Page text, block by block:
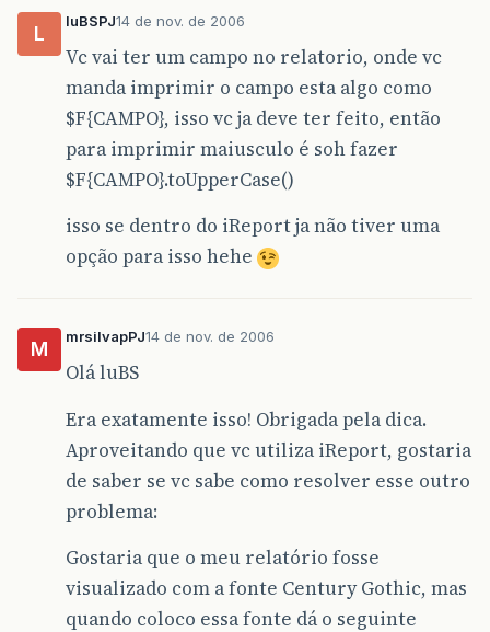
L
luBSPJ14 de nov. de 2006
Vc vai ter um campo no relatorio, onde vc
manda imprimir o campo esta algo como
$F{CAMPO}, isso vc ja deve ter feito, então
para imprimir maiusculo é soh fazer
$F{CAMPO}.toUpperCase()
isso se dentro do iReport ja não tiver uma
opção para isso hehe
M
mrsilvapPJ14 de nov. de 2006
Olá luBS
Era exatamente isso! Obrigada pela dica.
Aproveitando que vc utiliza iReport, gostaria
de saber se vc sabe como resolver esse outro
problema:
Gostaria que o meu relatório fosse
visualizado com a fonte Century Gothic, mas
quando coloco essa fonte dá o seguinte